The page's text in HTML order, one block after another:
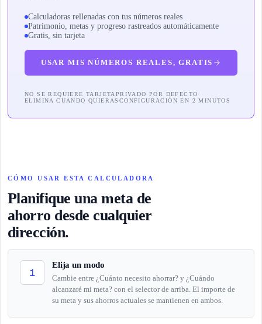
Calculadoras rellenadas con tus números reales
Patrimonio, metas y progreso rastreados automáticamente
Gratis, sin tarjeta
USAR MIS NÚMEROS REALES, GRATIS
NO SE REQUIERE TARJETAPRIVADO POR DEFECTO
ELIMINA CUANDO QUIERAS CONFIGURACIÓN EN 2 MINUTOS
CÓMO USAR ESTA CALCULADORA
Planifique una meta de
ahorro desde cualquier
dirección.
1
Elija un modo
Cambie entre ¿Cuánto necesito ahorrar? y ¿Cuándo
alcanzaré mi meta? con el selector de arriba. El importe de
su meta y sus ahorros actuales se mantienen en ambos.